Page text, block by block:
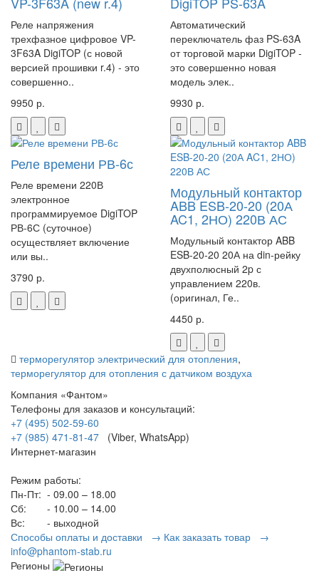
Реле напряжения
трехфазное цифровое VP-
3F63A DigiTOP (с новой
версией прошивки r.4) - это
совершенно..
9950 р.
Автоматический
переключатель фаз PS-63A
от торговой марки DigiTOP -
это совершенно новая
модель элек..
9930 р.
Реле времени РВ-6с
Реле времени 220В
электронное
программируемое DigiTOP
РВ-6С (суточное)
осуществляет включение
или вы..
3790 р.
Модульный контактор
ABB ESB-20-20 (20А
AC1, 2НО) 220В АС
Модульный контактор ABB
ESB-20-20 20А на din-рейку
двухполюсный 2p с
управлением 220в.
(оригинал, Ге..
4450 р.
терморегулятор электрический для отопления,
терморегулятор для отопления с датчиком воздуха
Компания «Фантом»
Телефоны для заказов и консультаций:
+7 (495) 502-59-60
+7 (985) 471-81-47 (Viber, WhatsApp)
Интернет-магазин
Режим работы:
Пн-Пт: - 09.00 – 18.00
Сб:
- 10.00 – 14.00
Вс:
- выходной
Способы оплаты и доставки → Как заказать товар →
info@phantom-stab.ru
Регионы